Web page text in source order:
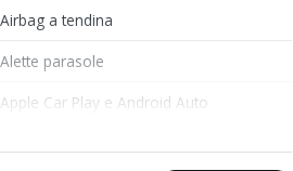
Airbag a tendina
Alette parasole
Apple Car Play e Android Auto